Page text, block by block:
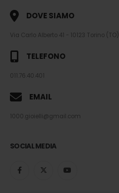
DOVE SIAMO
Via Carlo Alberto 41 - 10123 Torino (TO)
TELEFONO
011.76.40.401
EMAIL
1000.gioielli@gmail.com
SOCIAL MEDIA